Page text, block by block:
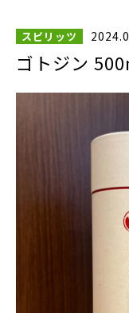
スピリッツ
ゴトジン